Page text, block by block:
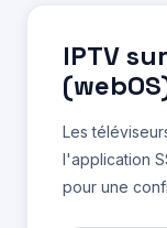
IPTV
Les
l'application
pour une